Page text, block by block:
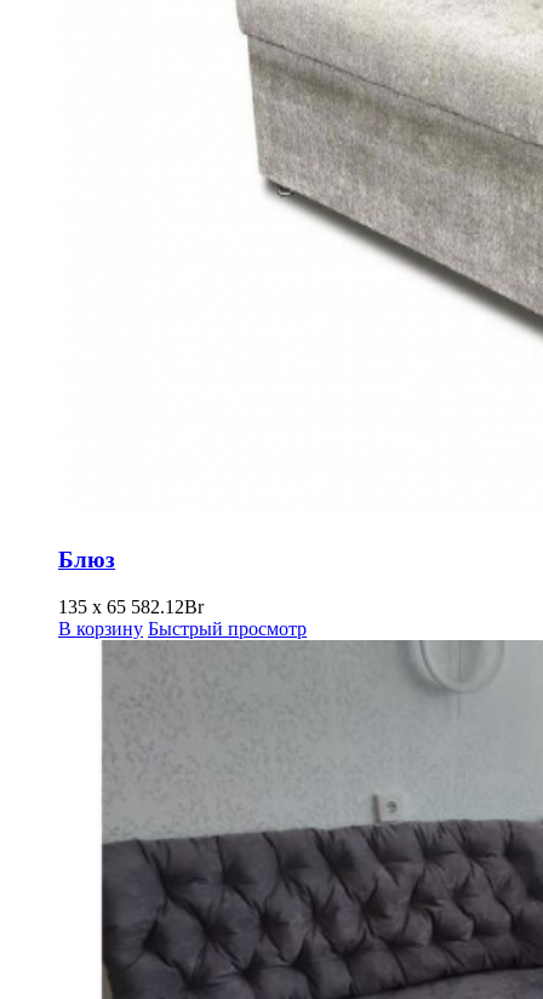
Блюз
135 х 65 582.12Br
В корзину Быстрый просмотр